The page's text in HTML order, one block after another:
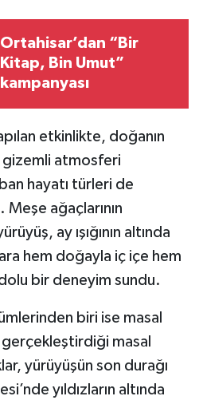
Ortahisar’dan “Bir
Kitap, Bin Umut”
kampanyası
etkinlikte, doğanın
atmosferi
hayatı türleri de
ağaçlarının
ay ışığının altında
hem doğayla iç içe hem
bir deneyim sundu.
biri ise masal
gerçekleştirdiği masal
yürüyüşün son durağı
yıldızların altında